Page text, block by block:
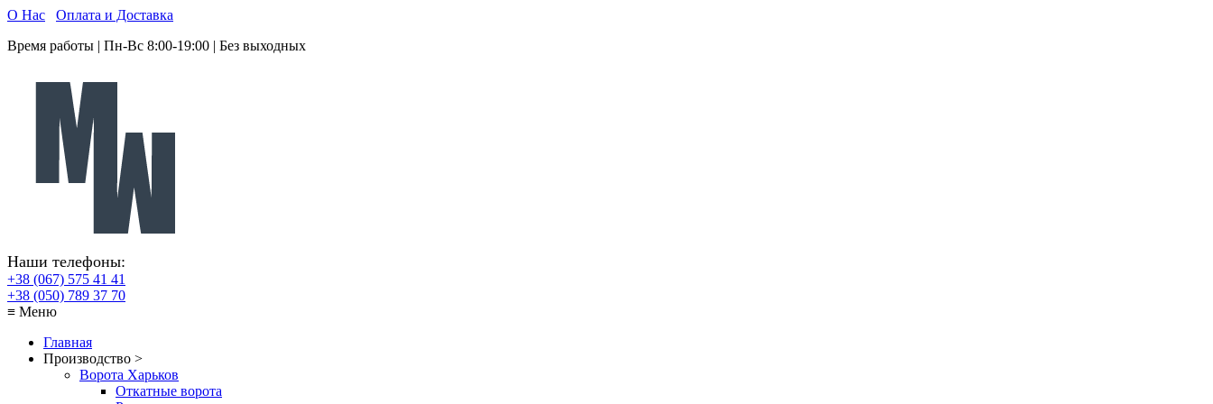
О Нас
Оплата и Доставка
Время работы | Пн-Вс 8:00-19:00 | Без выходных
Наши телефоны:
+38 (067) 575 41 41
+38 (050) 789 37 70
≡ Меню
Главная
Производство >
Ворота Харьков
Откатные ворота